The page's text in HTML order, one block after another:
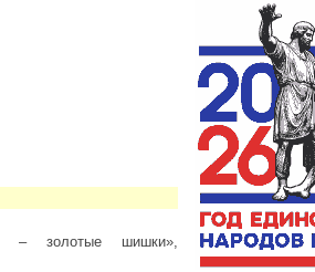
– золотые шишки»,